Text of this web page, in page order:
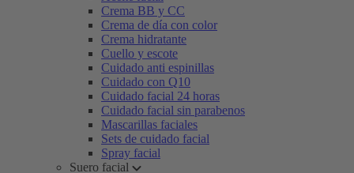
Crema BB y CC
Crema de día con color
Crema hidratante
Cuello y escote
Cuidado anti espinillas
Cuidado con Q10
Cuidado facial 24 horas
Cuidado facial sin parabenos
Mascarillas faciales
Sets de cuidado facial
Spray facial
Suero facial